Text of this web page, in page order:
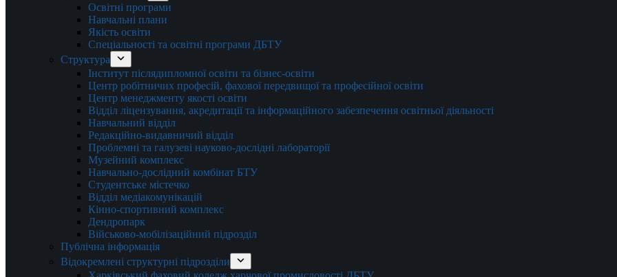
Освітні програми
Навчальні плани
Якість освіти
Спеціальності та освітні програми ДБТУ
Структура
Інститут післядипломної освіти та бізнес-освіти
Центр робітничих професій, фахової передвищої та професійної освіти
Центр менеджменту якості освіти
Відділ ліцензування, акредитації та інформаційного забезпечення освітньої діяльності
Навчальний відділ
Редакційно-видавничий відділ
Проблемні та галузеві науково-дослідні лабораторії
Музейний комплекс
Навчально-дослідний комбінат БТУ
Студентське містечко
Відділ медіакомунікацій
Кінно-спортивний комплекс
Дендропарк
Військово-мобілізаційний підрозділ
Публічна інформація
Відокремлені структурні підрозділи